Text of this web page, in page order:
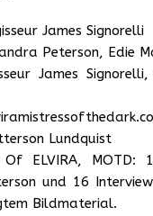
James Signorelli
Peterson, Edie
James
Lundquist
ELVIRA, MOTD:
und 16
Bildmaterial.